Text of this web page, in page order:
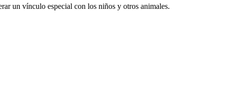
un vínculo especial con los niños y otros animales.